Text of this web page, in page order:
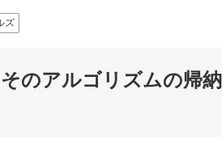
ズ
のアルゴリズムの帰